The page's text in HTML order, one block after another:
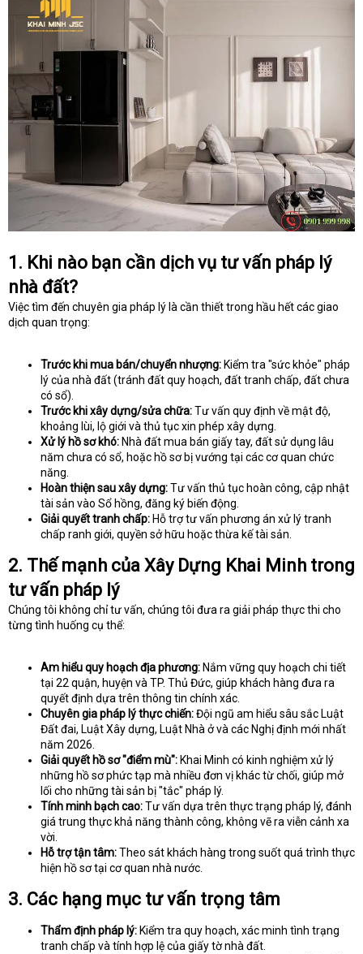
1. Khi nào bạn cần dịch vụ tư vấn pháp lý
nhà đất?
Việc tìm đến chuyên gia pháp lý là cần thiết trong hầu hết các giao
dịch quan trọng:
Trước khi mua bán/chuyển nhượng: Kiểm tra "sức khỏe" pháp
lý của nhà đất (tránh đất quy hoạch, đất tranh chấp, đất chưa
có sổ).
Trước khi xây dựng/sửa chữa:Tư vấn quy định về mật độ,
khoảng lùi, lộ giới và thủ tục xin phép xây dựng.
Xử lý hồ sơ khó: Nhà đất mua bán giấy tay, đất sử dụng lâu
năm chưa có sổ, hoặc hồ sơ bị vướng tại các cơ quan chức
năng.
Hoàn thiện sau xây dựng:Tư vấn thủ tục hoàn công, cập nhật
tài sản vào Sổ hồng, đăng ký biến động.
Giải quyết tranh chấp: Hỗ trợ tư vấn phương án xử lý tranh
chấp ranh giới, quyền sở hữu hoặc thừa kế tài sản.
2. Thế mạnh của Xây Dựng Khai Minh trong
tư vấn pháp lý
Chúng tôi không chỉ tư vấn, chúng tôi đưa ra giải pháp thực thi cho
từng tình huống cụ thể:
Am hiểu quy hoạch địa phương: Nắm vững quy hoạch chi tiết
tại 22 quận, huyện và TP. Thủ Đức, giúp khách hàng đưa ra
quyết định dựa trên thông tin chính xác.
Chuyên gia pháp lý thực chiến:Đội ngũ am hiểu sâu sắc Luật
Đất đai, Luật Xây dựng, Luật Nhà ở và các Nghị định mới nhất
năm 2026.
Giải quyết hồ sơ "điểm mù": Khai Minh có kinh nghiệm xử lý
những hồ sơ phức tạp mà nhiều đơn vị khác từ chối, giúp mở
lối cho những tài sản bị "tắc" pháp lý.
Tính minh bạch cao:Tư vấn dựa trên thực trạng pháp lý, đánh
giá trung thực khả năng thành công, không vẽ ra viễn cảnh xa
vời.
Hỗ trợ tận tâm:Theo sát khách hàng trong suốt quá trình thực
hiện hồ sơ tại cơ quan nhà nước.
3. Các hạng mục tư vấn trọng tâm
Thẩm định pháp lý: Kiểm tra quy hoạch, xác minh tình trạng
tranh chấp và tính hợp lệ của giấy tờ nhà đất.